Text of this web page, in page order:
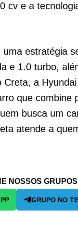
cv e a
estratégia
e 1.0 turbo,
a
que combine
busca um
atende a
NOSSOS GRUPOS
GRUPO NO